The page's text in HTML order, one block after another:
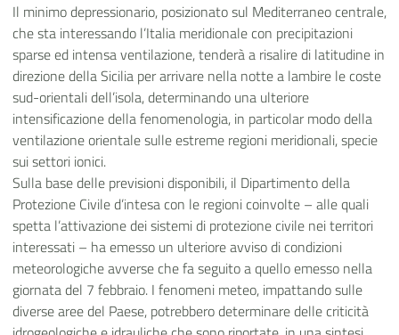
Il minimo depressionario, posizionato sul Mediterraneo centrale,
che sta interessando l’Italia meridionale con precipitazioni
sparse ed intensa ventilazione, tenderà a risalire di latitudine in
direzione della Sicilia per arrivare nella notte a lambire le coste
sud-orientali dell’isola, determinando una ulteriore
intensificazione della fenomenologia, in particolar modo della
ventilazione orientale sulle estreme regioni meridionali, specie
sui settori ionici.
Sulla base delle previsioni disponibili, il Dipartimento della
Protezione Civile d’intesa con le regioni coinvolte – alle quali
spetta l’attivazione dei sistemi di protezione civile nei territori
interessati – ha emesso un ulteriore avviso di condizioni
meteorologiche avverse che fa seguito a quello emesso nella
giornata del 7 febbraio. I fenomeni meteo, impattando sulle
diverse aree del Paese, potrebbero determinare delle criticità